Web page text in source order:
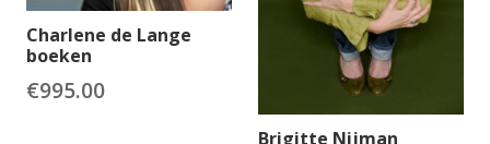
Charlene de Lange
boeken
€995.00
Brigitte Nijman